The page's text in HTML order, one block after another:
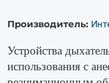
Производитель:
Устройства
использования с